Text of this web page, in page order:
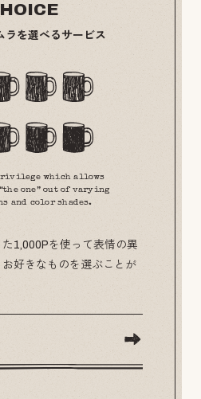
ラを選べるサービス
which allows
one” out of varying
and color shades.
1,000Pを使って表情の異
好きなものを選ぶことが